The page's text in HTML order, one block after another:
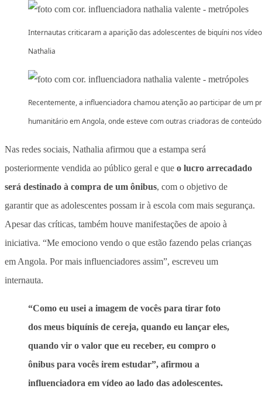
Internautas criticaram a aparição das adolescentes de biquíni nos
Nathalia
Recentemente, a influenciadora chamou atenção ao participar de um
humanitário em Angola, onde esteve com outras criadoras de conteúdo
Nas redes sociais, Nathalia afirmou que a estampa será
posteriormente vendida ao público geral e que o lucro arrecadado
será destinado à compra de um ônibus, com o objetivo de
garantir que as adolescentes possam ir à escola com mais segurança.
Apesar das críticas, também houve manifestações de apoio à
iniciativa. “Me emociono vendo o que estão fazendo pelas crianças
em Angola. Por mais influenciadores assim”, escreveu um
internauta.
“Como eu usei a imagem de vocês para tirar foto
dos meus biquínis de cereja, quando eu lançar eles,
quando vir o valor que eu receber, eu compro o
ônibus para vocês irem estudar”, afirmou a
influenciadora em vídeo ao lado das adolescentes.